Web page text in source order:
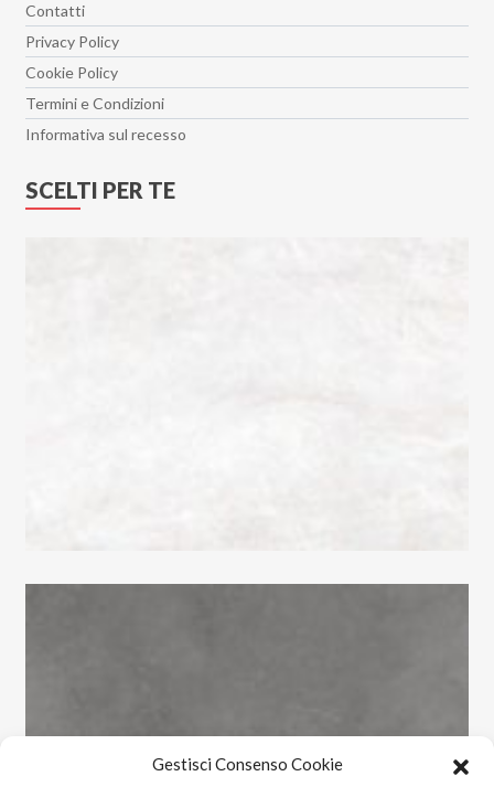
Gestisci Consenso Cookie
Contatti
Privacy Policy
Cookie Policy
Termini e Condizioni
Informativa sul recesso
SCELTI PER TE